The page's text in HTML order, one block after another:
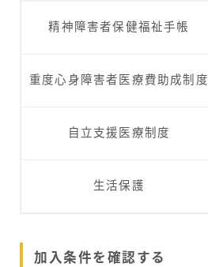
精神障害者保健福祉手帳
重度心身障害者医療費助成制度
自立支援医療制度
生活保護
加入条件を確認する